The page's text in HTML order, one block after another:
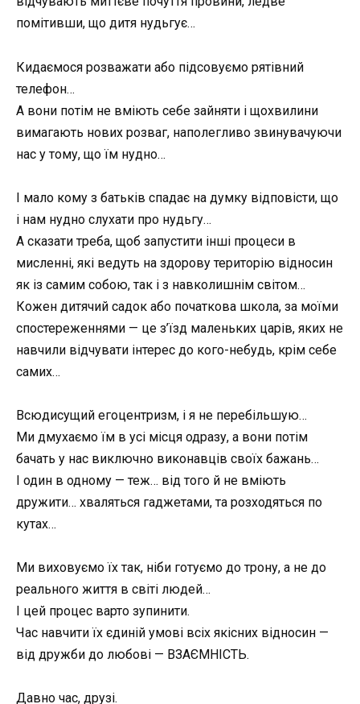
помітивши, що дитя нудьгує…
Кидаємося розважати або підсовуємо рятівний
телефон…
А вони потім не вміють себе зайняти і щохвилини
вимагають нових розваг, наполегливо звинувачуючи
нас у тому, що їм нудно…
І мало кому з батьків спадає на думку відповісти, що
і нам нудно слухати про нудьгу…
А сказати треба, щоб запустити інші процеси в
мисленні, які ведуть на здорову територію відносин
як із самим собою, так і з навколишнім світом…
Кожен дитячий садок або початкова школа, за моїми
спостереженнями — це з’їзд маленьких царів, яких не
навчили відчувати інтерес до кого-небудь, крім себе
самих…
Всюдисущий егоцентризм, і я не перебільшую…
Ми дмухаємо їм в усі місця одразу, а вони потім
бачать у нас виключно виконавців своїх бажань…
І один в одному — теж… від того й не вміють
дружити… хваляться гаджетами, та розходяться по
кутах…
Ми виховуємо їх так, ніби готуємо до трону, а не до
реального життя в світі людей…
І цей процес варто зупинити.
Час навчити їх єдиній умові всіх якісних відносин —
від дружби до любові — ВЗАЄМНІСТЬ.
Давно час, друзі.